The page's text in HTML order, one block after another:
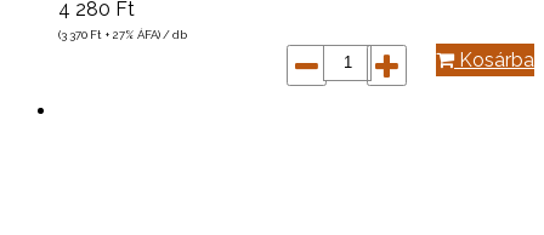
4 280 Ft
(3 370 Ft + 27% ÁFA) / db
Kosárba